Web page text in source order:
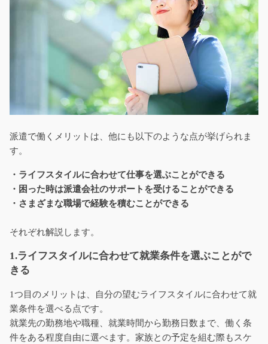
派遣で働くメリットは、他にも以下のような点が挙げられま
す。
・ライフスタイルに合わせて仕事を選ぶことができる
・困った時は派遣会社のサポートを受けることができる
・さまざまな職場で経験を積むことができる
それぞれ解説します。
1.ライフスタイルに合わせて就業条件を選ぶことがで
きる
1つ目のメリットは、自分の望むライフスタイルに合わせて就
業条件を選べる点です。
就業先の勤務地や職種、就業時間から勤務日数まで、働く条
件をある程度自由に選べます。家族との予定を組む際もスケ